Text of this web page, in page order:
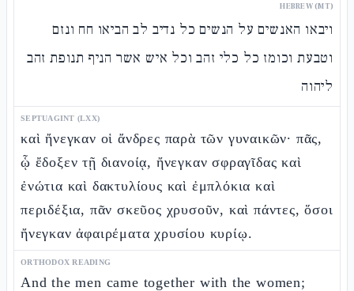
HEBREW (MT)
ויבאו האנשים על הנשים כל נדיב לב הביאו חח ונזם
וטבעת וכומז כל כלי זהב וכל איש אשר הניף תנופת זהב
ליהוה
SEPTUAGINT (LXX)
καὶ ἤνεγκαν οἱ ἄνδρες παρὰ τῶν γυναικῶν· πᾶς,
ᾧ ἔδοξεν τῇ διανοίᾳ, ἤνεγκαν σφραγῖδας καὶ
ἐνώτια καὶ δακτυλίους καὶ ἐμπλόκια καὶ
περιδέξια, πᾶν σκεῦος χρυσοῦν, καὶ πάντες, ὅσοι
ἤνεγκαν ἀφαιρέματα χρυσίου κυρίῳ.
ORTHODOX READING
And the men came together with the women;